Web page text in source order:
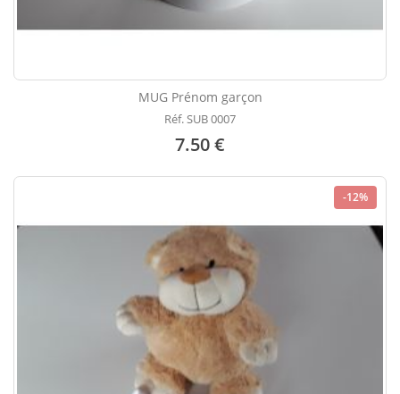
MUG Prénom garçon
Réf. SUB 0007
7.50 €
-12%